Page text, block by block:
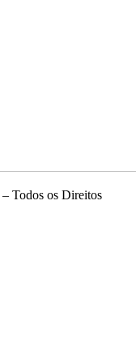
– Todos os Direitos